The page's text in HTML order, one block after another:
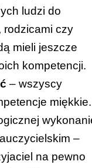
ludzi do
rodzicami czy
mieli jeszcze
kompetencji.
– wszyscy
miękkie.
–
na pewno